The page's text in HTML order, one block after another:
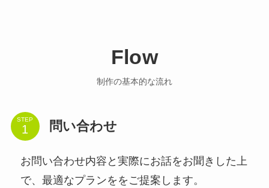
Flow
制作の基本的な流れ
STEP 問い合わせ
お問い合わせ内容と実際にお話をお聞きした上
で、最適なプランををご提案します。